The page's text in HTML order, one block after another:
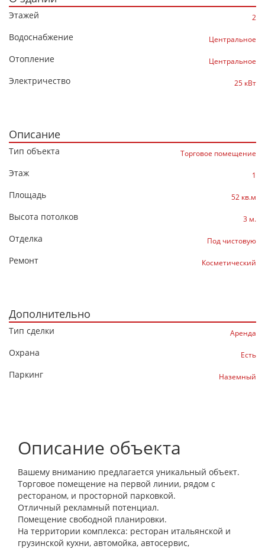
Этажей 2
Водоснабжение Центральное
Отопление Центральное
Электричество 25 кВт
Описание
Тип объекта Торговое помещение
Этаж 1
Площадь 52 кв.м
Высота потолков 3 м.
Отделка Под чистовую
Ремонт Косметический
Дополнительно
Тип сделки Аренда
Охрана Есть
Паркинг Наземный
Описание объекта
Вашему вниманию предлагается уникальный объект.
Торговое помещение на первой линии, рядом с
рестораном, и просторной парковкой.
Отличный рекламный потенциал.
Помещение свободной планировки.
На территории комплекса: ресторан итальянской и
грузинской кухни, автомойка, автосервис,